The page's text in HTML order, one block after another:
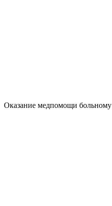
Оказание медпомощи больному